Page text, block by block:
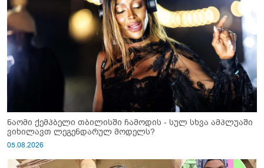
ნაომი ქემპბელი თბილისში ჩამოდის - სულ სხვა ამპლუაში
ვიხილავთ ლეგენდარულ მოდელს?
05.08.2026